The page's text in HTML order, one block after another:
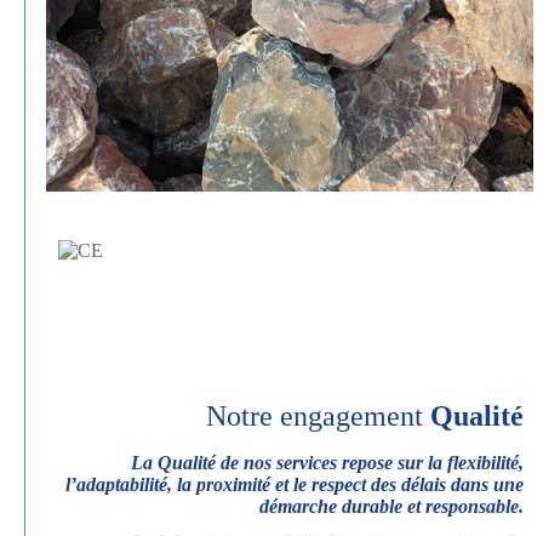
Notre engagement Qualité
La Qualité de nos services repose sur la flexibilité,
l’adaptabilité, la proximité et le respect des délais dans une
démarche durable et responsable.